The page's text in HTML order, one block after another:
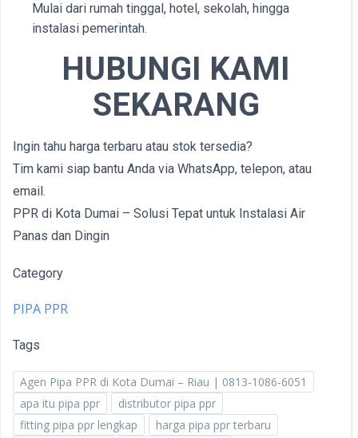
Mulai dari rumah tinggal, hotel, sekolah, hingga
instalasi pemerintah.
HUBUNGI KAMI
SEKARANG
Ingin tahu harga terbaru atau stok tersedia?
Tim kami siap bantu Anda via WhatsApp, telepon, atau
email.
PPR di Kota Dumai – Solusi Tepat untuk Instalasi Air
Panas dan Dingin
Category
PIPA PPR
Tags
Agen Pipa PPR di Kota Dumai – Riau | 0813-1086-6051
apa itu pipa ppr
distributor pipa ppr
fitting pipa ppr lengkap
harga pipa ppr terbaru